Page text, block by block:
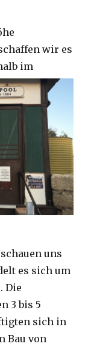
wir es
im
uns
es sich um
Die
3 bis 5
sich in
Bau von